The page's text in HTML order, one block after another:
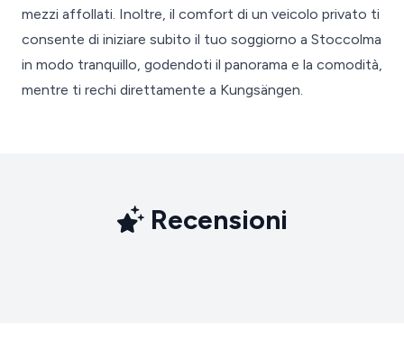
mezzi affollati. Inoltre, il comfort di un veicolo privato ti
consente di iniziare subito il tuo soggiorno a Stoccolma
in modo tranquillo, godendoti il panorama e la comodità,
mentre ti rechi direttamente a Kungsängen.
Recensioni